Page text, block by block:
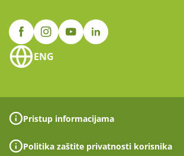
ENG
Pristup informacijama
Politika zaštite privatnosti korisnika